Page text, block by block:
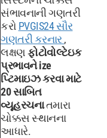
સંભાવનાની ગણતરી
કરો PVGIS24 સૌર
ગણતરી કરનાર,
લક્ષણફોટોવોલ્ટેઇક
પ્રભાવને ize
પ્ટિમાઇઝ કરવા માટે
20 સાબિત
વ્યૂહરચનાતમારા
ચોક્કસ સ્થાનના
આધારે.